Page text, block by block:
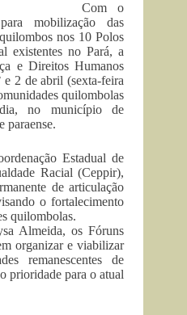
Com o
mobilização das
nos 10 Polos
existentes no Pará, a
e Direitos Humanos
2 de abril (sexta-feira
quilombolas
no município de
paraense.
Estadual de
Racial (Ceppir),
de articulação
o fortalecimento
quilombolas.
Almeida, os Fóruns
organizar e viabilizar
remanescentes de
prioridade para o atual